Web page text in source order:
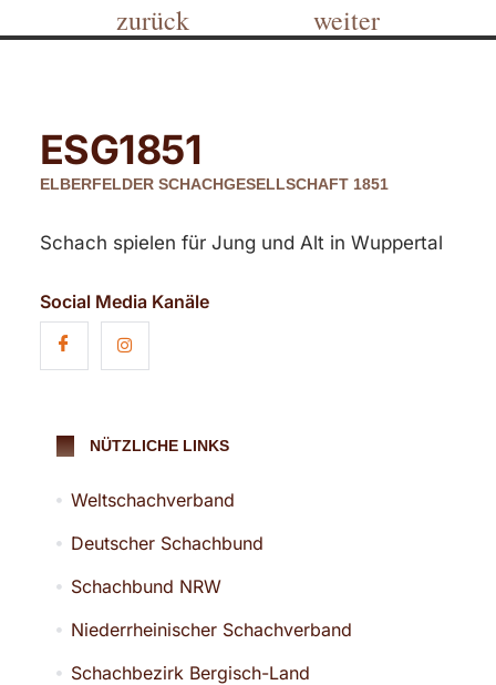
zurück weiter
ESG1851
ELBERFELDER SCHACHGESELLSCHAFT 1851
Schach spielen für Jung und Alt in Wuppertal
Social Media Kanäle
NÜTZLICHE LINKS
Weltschachverband
Deutscher Schachbund
Schachbund NRW
Niederrheinischer Schachverband
Schachbezirk Bergisch-Land